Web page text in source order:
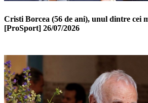
Cristi Borcea (56 de ani), unul dintre cei
[ProSport] 26/07/2026